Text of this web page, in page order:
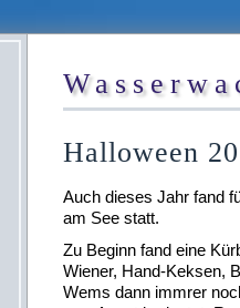
Halloween
Auch dieses Jahr fand
am See statt.
Zu Beginn fand eine
Wiener, Hand-Keksen,
Wems dann immrer